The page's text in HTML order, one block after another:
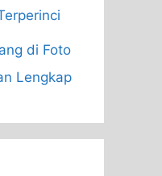
di Foto
Lengkap